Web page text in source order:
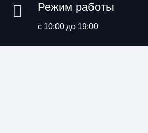
Режим работы
с 10:00 до 19:00